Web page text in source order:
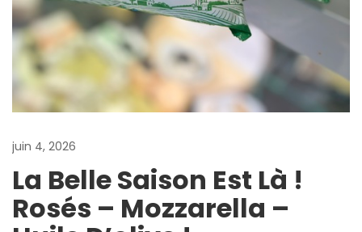
juin 4, 2026
La Belle Saison Est Là !
Rosés – Mozzarella –